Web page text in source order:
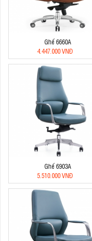
Ghế 6660A
4.447.000 VNĐ
Ghế 6903A
5.510.000 VNĐ